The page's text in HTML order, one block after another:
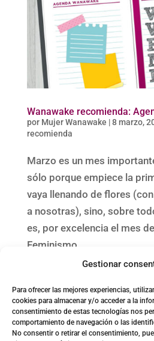
Gestionar
Para ofrecer las mejores experiencias,
cookies para almacenar y/o acceder a la
consentimiento de estas tecnologías nos
comportamiento de navegación o las
No consentir o retirar el consentimiento,
Wanawake recomienda:
por Mujer Wanawake |8 marzo,
recomienda
Marzo es un mes
sólo porque empiece la
vaya llenando de flores
a nosotras), sino, sobre
es, por excelencia el mes
Feminismo.
« Entradas más antiguas